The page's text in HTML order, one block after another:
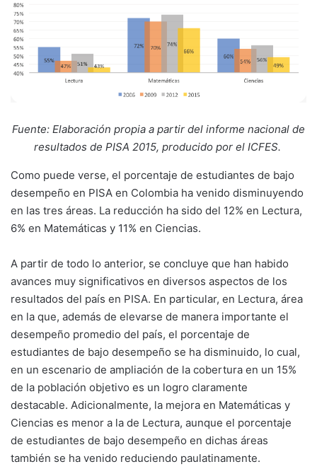
Fuente: Elaboración propia a partir del informe nacional de
resultados de PISA 2015, producido por el ICFES.
Como puede verse, el porcentaje de estudiantes de bajo
desempeño en PISA en Colombia ha venido disminuyendo
en las tres áreas. La reducción ha sido del 12% en Lectura,
6% en Matemáticas y 11% en Ciencias.
A partir de todo lo anterior, se concluye que han habido
avances muy significativos en diversos aspectos de los
resultados del país en PISA. En particular, en Lectura, área
en la que, además de elevarse de manera importante el
desempeño promedio del país, el porcentaje de
estudiantes de bajo desempeño se ha disminuido, lo cual,
en un escenario de ampliación de la cobertura en un 15%
de la población objetivo es un logro claramente
destacable. Adicionalmente, la mejora en Matemáticas y
Ciencias es menor a la de Lectura, aunque el porcentaje
de estudiantes de bajo desempeño en dichas áreas
también se ha venido reduciendo paulatinamente.